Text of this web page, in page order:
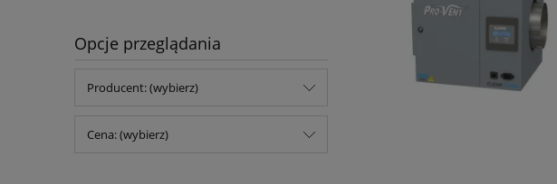
Opcje przeglądania
Producent: (wybierz)
Cena: (wybierz)